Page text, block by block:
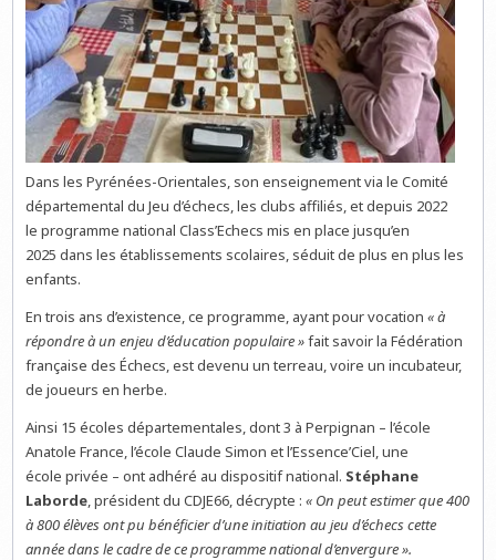
Dans les Pyrénées-Orientales, son enseignement via le Comité
départemental du Jeu d’échecs, les clubs affiliés, et depuis 2022
le programme national Class’Echecs mis en place jusqu’en
2025 dans les établissements scolaires, séduit de plus en plus les
enfants.
En trois ans d’existence, ce programme, ayant pour vocation « à
répondre à un enjeu d’éducation populaire »fait savoir la Fédération
française des Échecs,est devenu un terreau, voire un incubateur,
de joueurs en herbe.
Ainsi 15 écoles départementales, dont 3 à Perpignan – l’école
Anatole France, l’école Claude Simon et l’Essence’Ciel, une
école privée – ont adhéré au dispositif national. Stéphane
Laborde, président du CDJE66, décrypte :« On peut estimer que 400
à 800 élèves ont pu bénéficier d’une initiation au jeu d’échecs cette
année dans le cadre de ce programme national d’envergure ».